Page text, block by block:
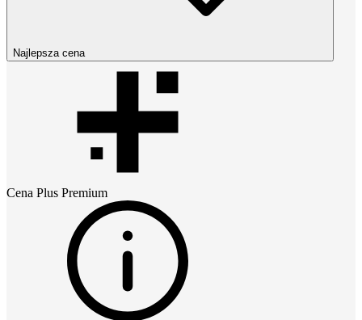
Najlepsza cena
Cena Plus Premium